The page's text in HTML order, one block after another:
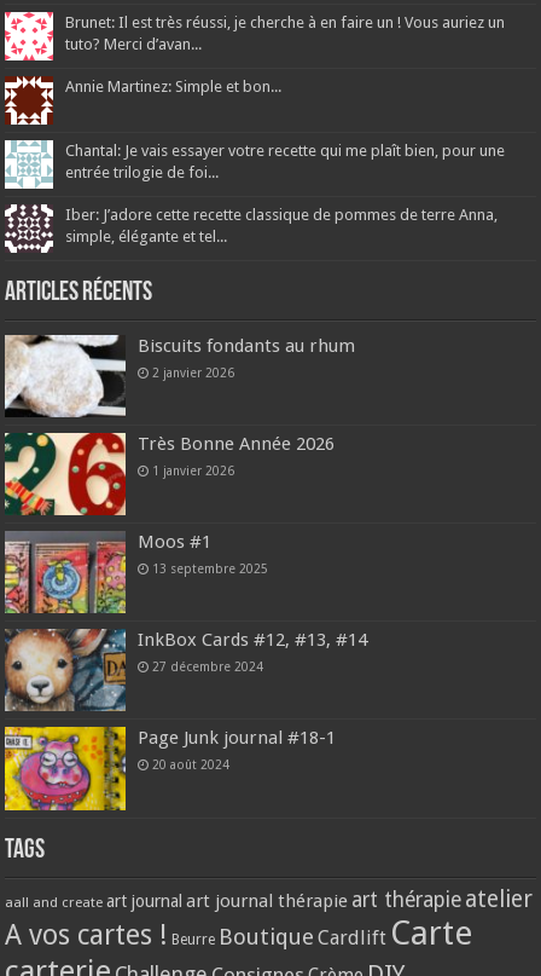
Brunet: Il est très réussi, je cherche à en faire un ! Vous auriez un
tuto? Merci d’avan...
Annie Martinez: Simple et bon...
Chantal: Je vais essayer votre recette qui me plaît bien, pour une
entrée trilogie de foi...
Iber: J’adore cette recette classique de pommes de terre Anna,
simple, élégante et tel...
Articles récents
Biscuits fondants au rhum
2 janvier 2026
Très Bonne Année 2026
1 janvier 2026
Moos #1
13 septembre 2025
InkBox Cards #12, #13, #14
27 décembre 2024
Page Junk journal #18-1
20 août 2024
Tags
aall and create art journal art journal thérapie art thérapie atelier
A vos cartes ! Beurre Boutique Cardlift Carte